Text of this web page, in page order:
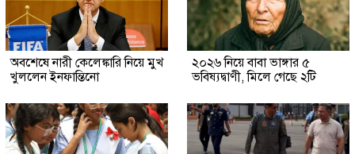
অবশেষে নারী কেলেঙ্কারি নিয়ে মুখ
খুললেন ইনফান্তিনো
২০২৬ নিয়ে বাবা ভাঙ্গার ৫
ভবিষ্যদ্বাণী, মিলে গেছে ২টি